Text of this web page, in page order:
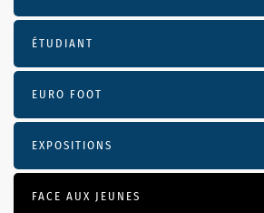
ÉTUDIANT
EURO FOOT
EXPOSITIONS
FACE AUX JEUNES